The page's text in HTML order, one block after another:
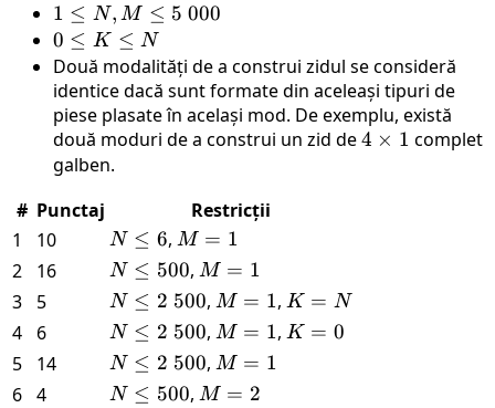
1
\leq
N,
M
\leq
5 \
000
1 ≤ N, M ≤ 5 000
0
\leq
K
\leq
N
0 ≤ K ≤ N
Două modalități de a construi zidul se consideră
identice dacă sunt formate din aceleași tipuri de
piese plasate în același mod. De exemplu, există
două moduri de a construi un zid de4
4 × 1 complet
galben.
# Punctaj
Restricții
1
10
N
\leq
6
N ≤ 6, M
=
1
M = 1
2
16
N
\leq
500
N ≤ 500, M
=
1
M = 1
3
5
N
\leq
2 \
500
N ≤ 2 500, M
=
1
M = 1, K
=
K = N
4 6
N
\leq
2 \
N ≤ 2 500, M
=
1
M = 1, K
K = 0
5
14
N
\leq
N ≤ 2 500, M
=
M = 1
6 4
N
N ≤ 500, M
M = 2